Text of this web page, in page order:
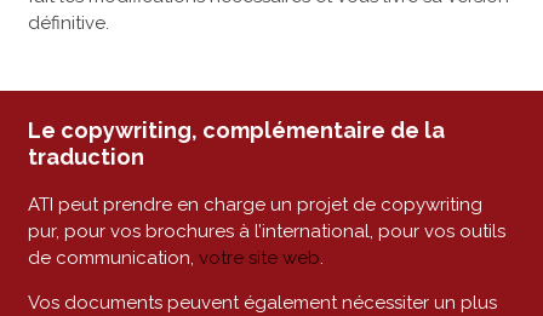
définitive.
Le copywriting, complémentaire de la
traduction
ATI peut prendre en charge un projet de copywriting
pur, pour vos brochures à l’international, pour vos outils
de communication, votre site web
Vos documents peuvent également nécessiter un plus